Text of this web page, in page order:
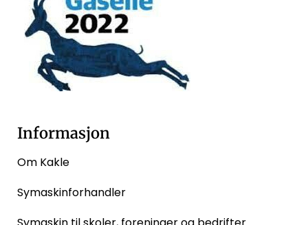
Informasjon
Om Kakle
Symaskinforhandler